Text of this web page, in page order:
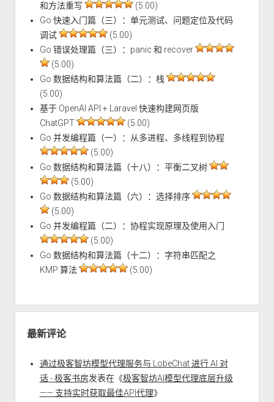
和方法重写
(5.00)
Go 快速入门篇（三）：单元测试、问题定位及代码
调试
(5.00)
Go 错误处理篇（三）：panic 和 recover
(5.00)
Go 数据结构和算法篇（二）：栈
(5.00)
基于 OpenAI API + Laravel 快速构建网页版
ChatGPT
(5.00)
Go 并发编程篇（一）：从多进程、多线程到协程
(5.00)
Go 数据结构和算法篇（十八）：平衡二叉树
(5.00)
Go 数据结构和算法篇（六）：选择排序
(5.00)
Go 并发编程篇（二）：协程实现原理及使用入门
(5.00)
Go 数据结构和算法篇（十二）：字符串匹配之
KMP 算法
(5.00)
最新评论
通过极客智坊模型代理服务与 LobeChat 进行 AI 对
话 - 极客书房发表在《极客智坊AI模型代理底层升级
—— 支持实时获取最佳API代理》